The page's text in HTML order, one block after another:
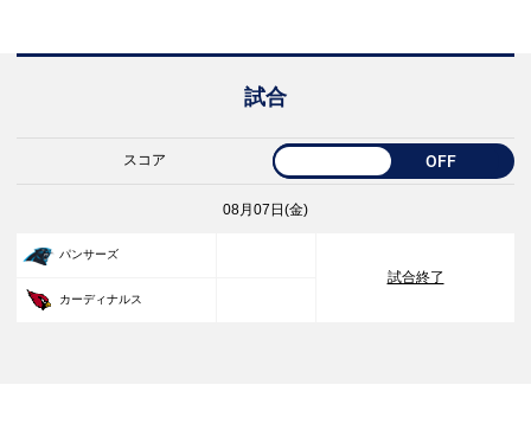
試合
スコア OFF
08月07日(金)
パンサーズ
試合終了
カーディナルス